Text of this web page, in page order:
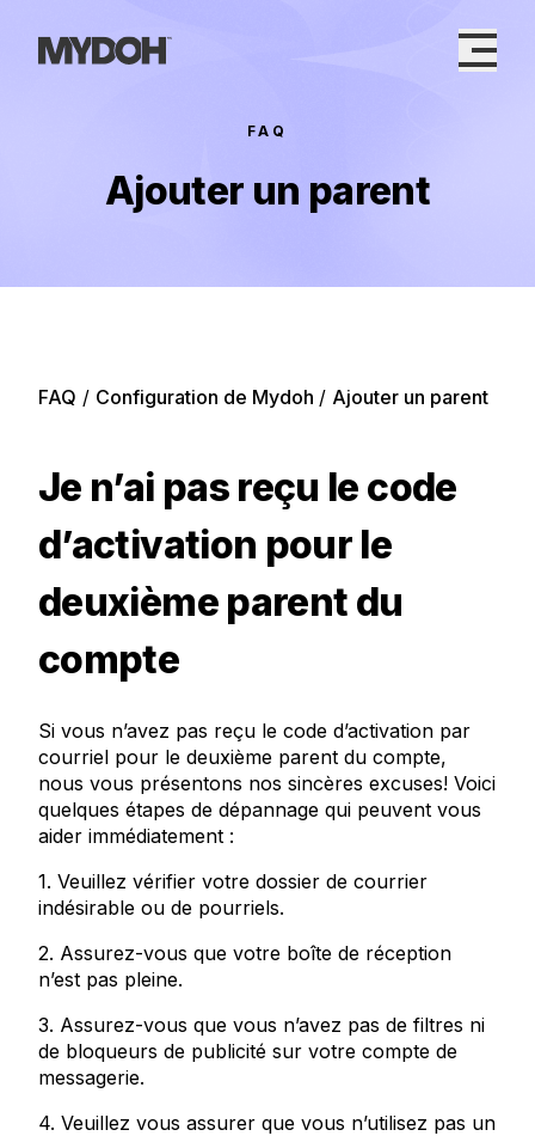
content
FAQ
Ajouter un parent
FAQ / Configuration de Mydoh / Ajouter un parent
Je n’ai pas reçu le code
d’activation pour le
deuxième parent du
compte
Si vous n’avez pas reçu le code d’activation par
courriel pour le deuxième parent du compte,
nous vous présentons nos sincères excuses! Voici
quelques étapes de dépannage qui peuvent vous
aider immédiatement :
1. Veuillez vérifier votre dossier de courrier
indésirable ou de pourriels.
2. Assurez-vous que votre boîte de réception
n’est pas pleine.
3. Assurez-vous que vous n’avez pas de filtres ni
de bloqueurs de publicité sur votre compte de
messagerie.
4. Veuillez vous assurer que vous n’utilisez pas un